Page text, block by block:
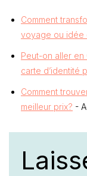
Comment
voyage ou idée
Peut-on aller
carte d’identité
Comment
meilleur prix? -